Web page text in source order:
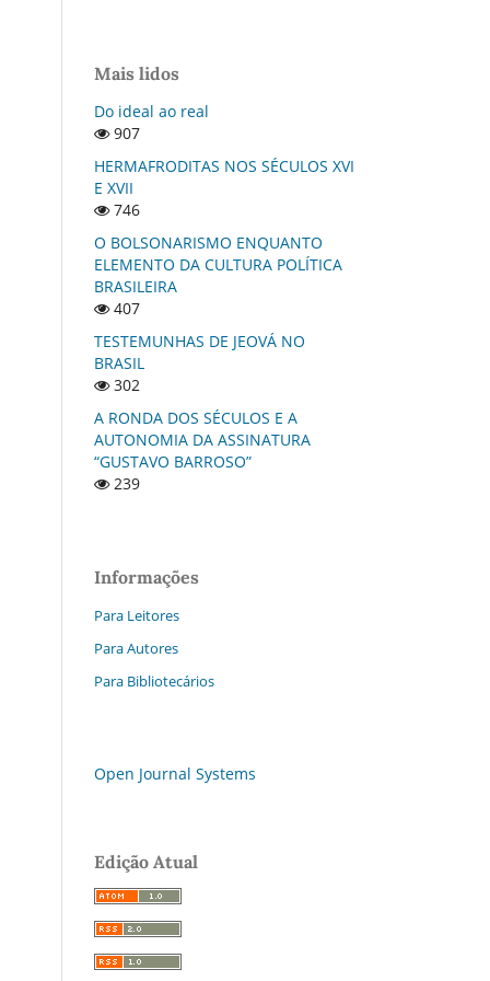
Mais lidos
Do ideal ao real
907
HERMAFRODITAS NOS SÉCULOS XVI
E XVII
746
O BOLSONARISMO ENQUANTO
ELEMENTO DA CULTURA POLÍTICA
BRASILEIRA
407
TESTEMUNHAS DE JEOVÁ NO
BRASIL
302
A RONDA DOS SÉCULOS E A
AUTONOMIA DA ASSINATURA
“GUSTAVO BARROSO”
239
Informações
Para Leitores
Para Autores
Para Bibliotecários
Open Journal Systems
Edição Atual